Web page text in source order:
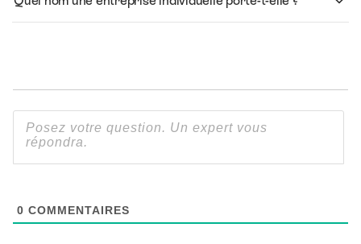
0 COMMENTAIRES